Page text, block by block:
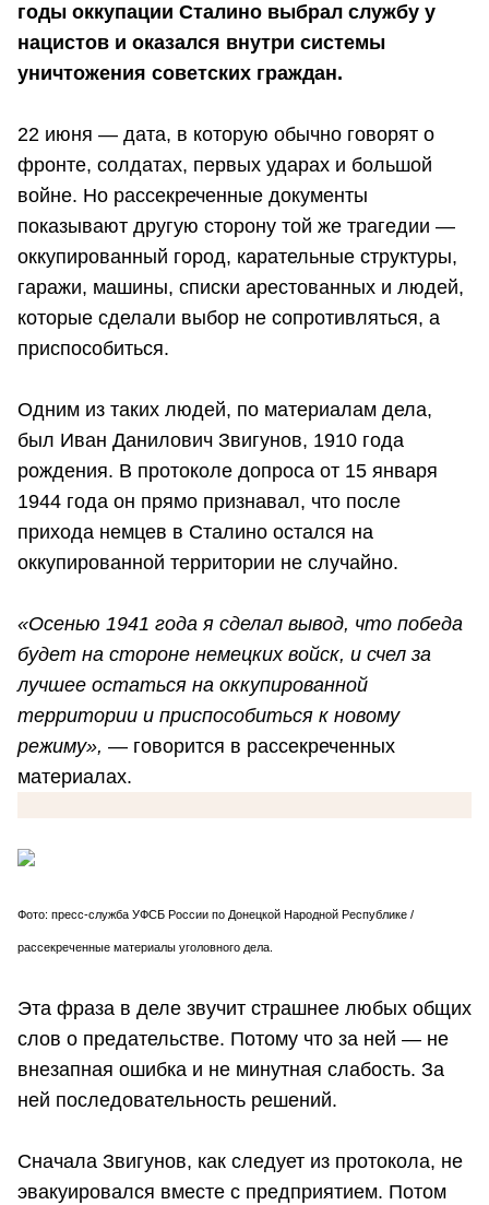
годы оккупации Сталино выбрал службу у
нацистов и оказался внутри системы
уничтожения советских граждан.
22 июня — дата, в которую обычно говорят о
фронте, солдатах, первых ударах и большой
войне. Но рассекреченные документы
показывают другую сторону той же трагедии —
оккупированный город, карательные структуры,
гаражи, машины, списки арестованных и людей,
которые сделали выбор не сопротивляться, а
приспособиться.
Одним из таких людей, по материалам дела,
был Иван Данилович Звигунов, 1910 года
рождения. В протоколе допроса от 15 января
1944 года он прямо признавал, что после
прихода немцев в Сталино остался на
оккупированной территории не случайно.
«Осенью 1941 года я сделал вывод, что победа
будет на стороне немецких войск, и счел за
лучшее остаться на оккупированной
территории и приспособиться к новому
режиму», — говорится в рассекреченных
материалах.
Фото: пресс-служба УФСБ России по Донецкой Народной Республике /
рассекреченные материалы уголовного дела.
Эта фраза в деле звучит страшнее любых общих
слов о предательстве. Потому что за ней — не
внезапная ошибка и не минутная слабость. За
ней последовательность решений.
Сначала Звигунов, как следует из протокола, не
эвакуировался вместе с предприятием. Потом